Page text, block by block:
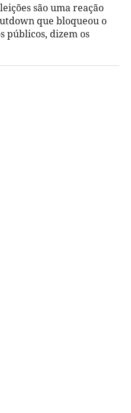
são uma reação
que bloqueou o
públicos, dizem os